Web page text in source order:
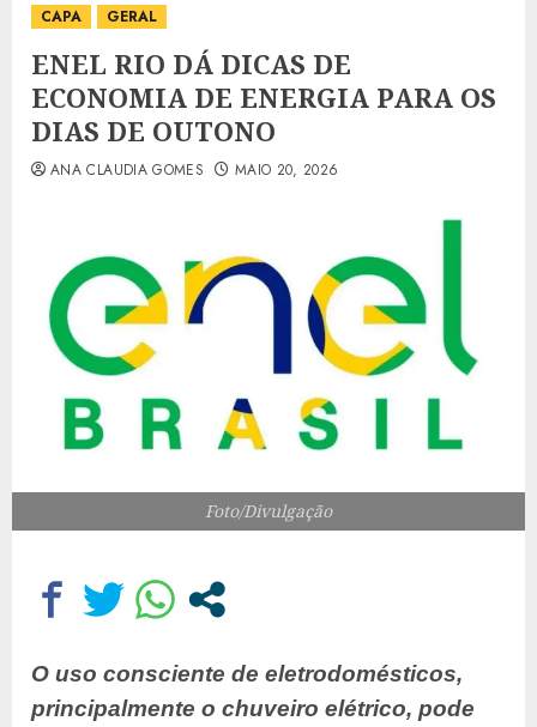
CAPA GERAL
ENEL RIO DÁ DICAS DE
ECONOMIA DE ENERGIA PARA OS
DIAS DE OUTONO
ANA CLAUDIA GOMES MAIO 20, 2026
Foto/Divulgação
O uso consciente de eletrodomésticos,
principalmente o chuveiro elétrico, pode